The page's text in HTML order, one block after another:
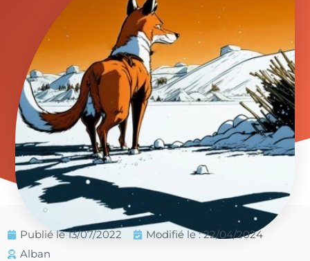
Publié le 13/07/2022
Modifié le : 22/04/2024
Alban